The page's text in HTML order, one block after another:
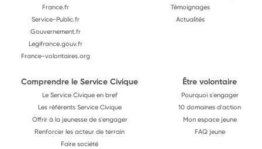
France.fr
Service-Public.fr
Gouvernement.fr
Legifrance.gouv.fr
France-volontaires.org
Témoignages
Actualités
Comprendre le Service Civique
Le Service Civique en bref
Les référents Service Civique
Offrir à la jeunesse de s'engager
Renforcer les acteur de terrain
Faire société
Être volontaire
Pourquoi s'engager
10 domaines d'action
Mon espace jeune
FAQ jeune